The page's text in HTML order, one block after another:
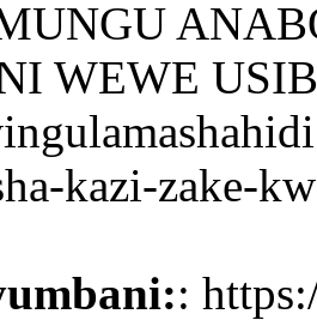
WEWE
kazi-zake-
: